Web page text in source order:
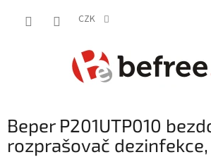
CZK
Beper P201UTP010
rozprašovač dezinfekce,